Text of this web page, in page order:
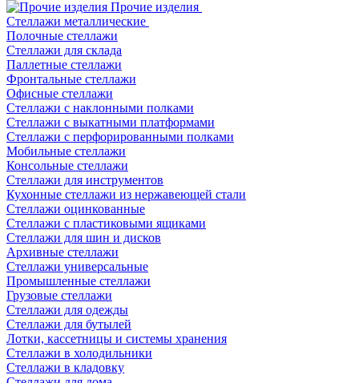
Прочие изделия
Стеллажи металлические
Полочные стеллажи
Стеллажи для склада
Паллетные стеллажи
Фронтальные стеллажи
Офисные стеллажи
Стеллажи с наклонными полками
Стеллажи с выкатными платформами
Стеллажи с перфорированными полками
Мобильные стеллажи
Консольные стеллажи
Стеллажи для инструментов
Кухонные стеллажи из нержавеющей стали
Стеллажи оцинкованные
Стеллажи с пластиковыми ящиками
Стеллажи для шин и дисков
Архивные стеллажи
Стеллажи универсальные
Промышленные стеллажи
Грузовые стеллажи
Стеллажи для одежды
Стеллажи для бутылей
Лотки, кассетницы и системы хранения
Стеллажи в холодильники
Стеллажи в кладовку